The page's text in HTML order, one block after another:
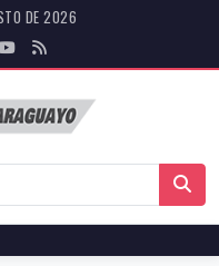
DE 2026